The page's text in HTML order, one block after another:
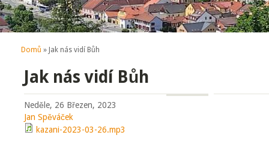
Jste zde
Domů » Jak nás vidí Bůh
Jak nás vidí Bůh
Neděle, 26 Březen, 2023
Jan Spěváček
kazani-2023-03-26.mp3